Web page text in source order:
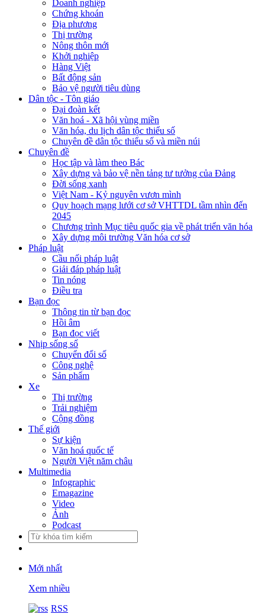
Doanh nghiệp
Chứng khoán
Địa phương
Thị trường
Nông thôn mới
Khởi nghiệp
Hàng Việt
Bất động sản
Bảo vệ người tiêu dùng
Dân tộc - Tôn giáo
Đại đoàn kết
Văn hoá - Xã hội vùng miền
Văn hóa, du lịch dân tộc thiểu số
Chuyên đề dân tộc thiểu số và miền núi
Chuyên đề
Học tập và làm theo Bác
Xây dựng và bảo vệ nền tảng tư tưởng của Đảng
Đời sống xanh
Việt Nam - Kỷ nguyên vươn mình
Quy hoạch mạng lưới cơ sở VHTTDL tầm nhìn đến
2045
Chương trình Mục tiêu quốc gia về phát triển văn hóa
Xây dựng môi trường Văn hóa cơ sở
Pháp luật
Cầu nối pháp luật
Giải đáp pháp luật
Tin nóng
Điều tra
Bạn đọc
Thông tin từ bạn đọc
Hồi âm
Bạn đọc viết
Nhịp sống số
Chuyển đổi số
Công nghệ
Sản phẩm
Xe
Thị trường
Trải nghiệm
Cộng đồng
Thế giới
Sự kiện
Văn hoá quốc tế
Người Việt năm châu
Multimedia
Infographic
Emagazine
Video
Ảnh
Podcast
Mới nhất
Xem nhiều
RSS